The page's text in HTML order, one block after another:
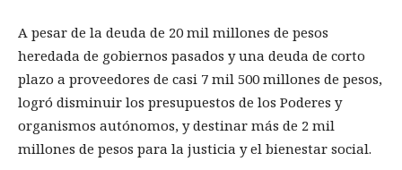
A pesar de la deuda de 20 mil millones de pesos
heredada de gobiernos pasados y una deuda de corto
plazo a proveedores de casi 7 mil 500 millones de pesos,
logró disminuir los presupuestos de los Poderes y
organismos autónomos, y destinar más de 2 mil
millones de pesos para la justicia y el bienestar social.